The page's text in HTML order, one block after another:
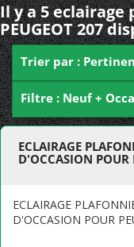
Il y a 5
PEUGEOT 207
Trier par :
Filtre : Neuf +
ECLAIRAGE
D'OCCASION POUR
ECLAIRAGE
D'OCCASION POUR